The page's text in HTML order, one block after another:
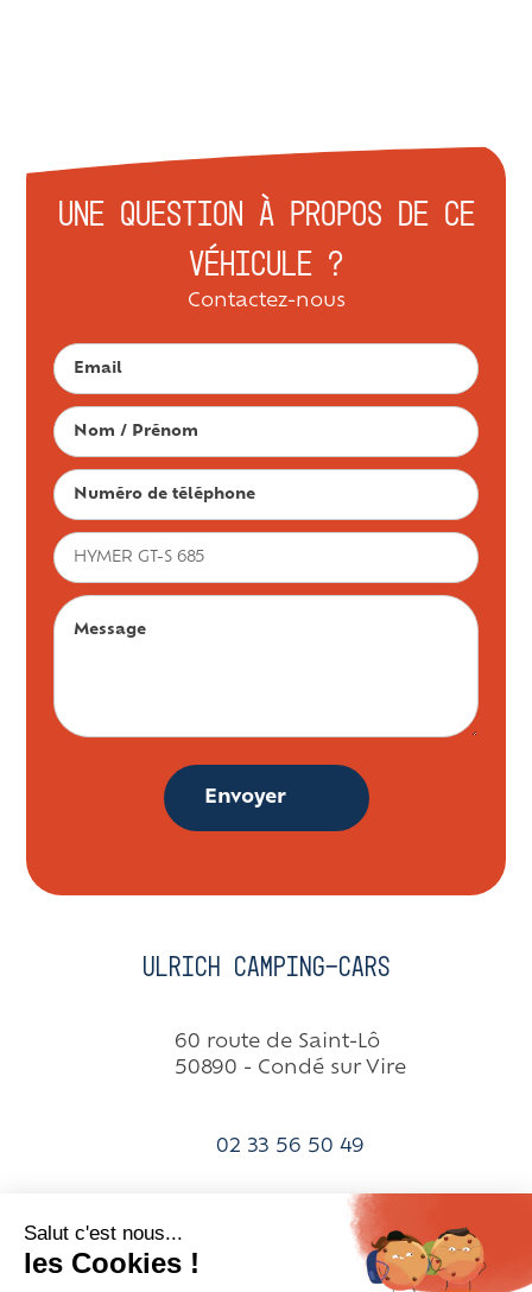
Une question à propos de ce
véhicule ?
Contactez-nous
E-mail
Nom / Prénom
Numéro de téléphone
Objet
Message
Envoyer
Ulrich Camping-cars
60 route de Saint-Lô
50890 - Condé sur Vire
02 33 56 50 49
contact@ulrich-campingcars.fr